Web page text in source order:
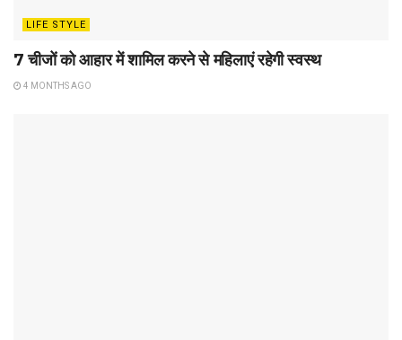
LIFE STYLE
7 चीजों को आहार में शामिल करने से महिलाएं रहेगी स्वस्थ
4 MONTHS AGO